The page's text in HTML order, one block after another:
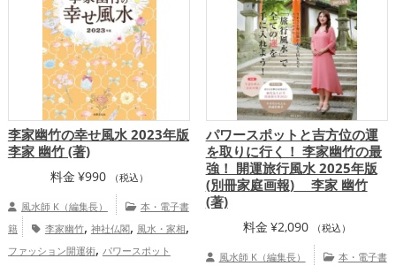
運・家族運アップ
李家幽竹の幸せ風水 2023年版
李家 幽竹 (著)
料金 ¥990 （税込）
風水師 K（編集長）
本・電子書
籍
李家幽竹, 神社仏閣, 風水・家相,
ファッション開運術, パワースポット
パワースポットと吉方位の運
を取りに行く！ 李家幽竹の最
強！ 開運旅行風水 2025年版
(別冊家庭画報) 李家 幽竹
(著)
料金 ¥2,090 （税込）
風水師 K（編集長）
本・電子書